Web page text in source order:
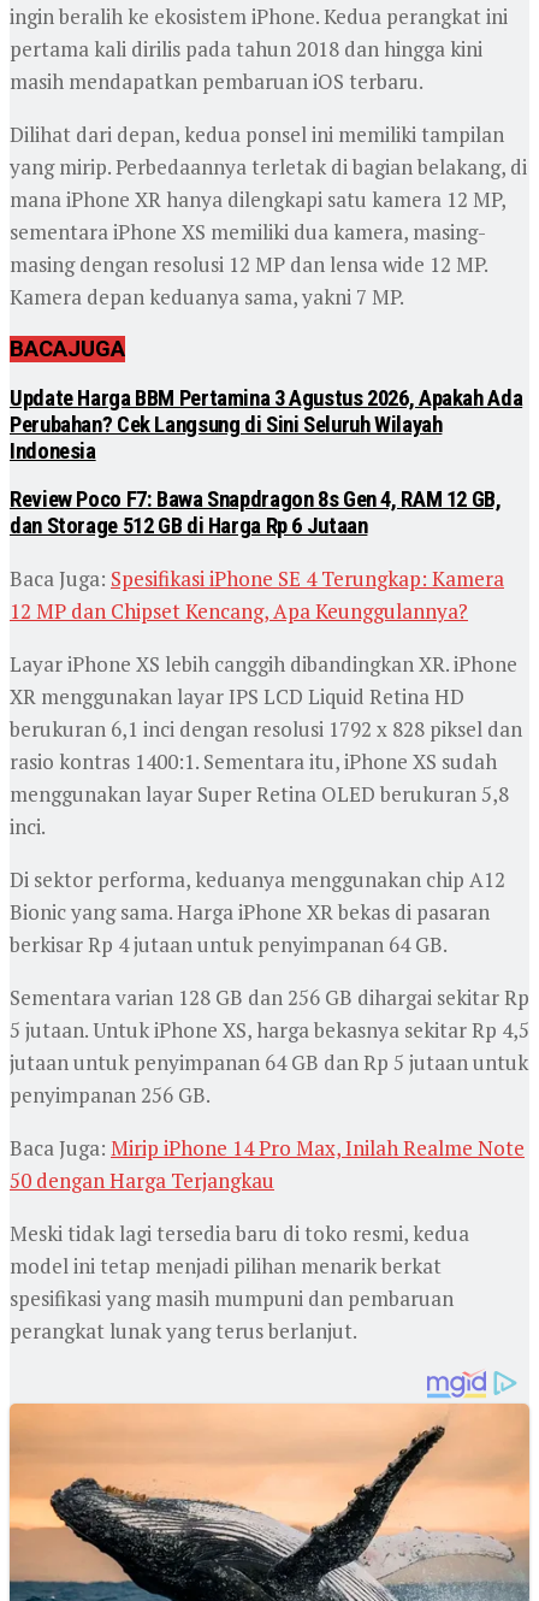
ingin beralih ke ekosistem iPhone. Kedua perangkat ini
pertama kali dirilis pada tahun 2018 dan hingga kini
masih mendapatkan pembaruan iOS terbaru.
Dilihat dari depan, kedua ponsel ini memiliki tampilan
yang mirip. Perbedaannya terletak di bagian belakang, di
mana iPhone XR hanya dilengkapi satu kamera 12 MP,
sementara iPhone XS memiliki dua kamera, masing-
masing dengan resolusi 12 MP dan lensa wide 12 MP.
Kamera depan keduanya sama, yakni 7 MP.
BACAJUGA
Update Harga BBM Pertamina 3 Agustus 2026, Apakah Ada
Perubahan? Cek Langsung di Sini Seluruh Wilayah
Indonesia
Review Poco F7: Bawa Snapdragon 8s Gen 4, RAM 12 GB,
dan Storage 512 GB di Harga Rp 6 Jutaan
Baca Juga: Spesifikasi iPhone SE 4 Terungkap: Kamera
12 MP dan Chipset Kencang, Apa Keunggulannya?
Layar iPhone XS lebih canggih dibandingkan XR. iPhone
XR menggunakan layar IPS LCD Liquid Retina HD
berukuran 6,1 inci dengan resolusi 1792 x 828 piksel dan
rasio kontras 1400:1. Sementara itu, iPhone XS sudah
menggunakan layar Super Retina OLED berukuran 5,8
inci.
Di sektor performa, keduanya menggunakan chip A12
Bionic yang sama. Harga iPhone XR bekas di pasaran
berkisar Rp 4 jutaan untuk penyimpanan 64 GB.
Sementara varian 128 GB dan 256 GB dihargai sekitar Rp
5 jutaan. Untuk iPhone XS, harga bekasnya sekitar Rp 4,5
jutaan untuk penyimpanan 64 GB dan Rp 5 jutaan untuk
penyimpanan 256 GB.
Baca Juga: Mirip iPhone 14 Pro Max, Inilah Realme Note
50 dengan Harga Terjangkau
Meski tidak lagi tersedia baru di toko resmi, kedua
model ini tetap menjadi pilihan menarik berkat
spesifikasi yang masih mumpuni dan pembaruan
perangkat lunak yang terus berlanjut.